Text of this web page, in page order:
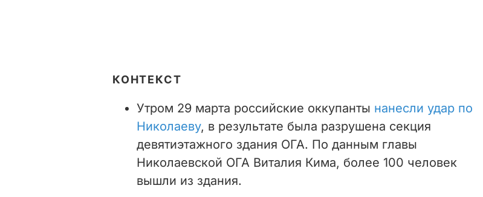
КОНТЕКСТ
Утром 29 марта российские оккупанты нанесли удар по
Николаеву, в результате была разрушена секция
девятиэтажного здания ОГА. По данным главы
Николаевской ОГА Виталия Кима, более 100 человек
вышли из здания.